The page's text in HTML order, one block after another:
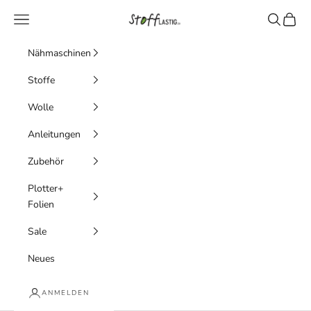
Stofflastig
Menü Suchen
Nähmaschinen
Stoffe
Wolle
Anleitungen
Zubehör
Plotter+
Folien
Sale
Neues
ANMELDEN